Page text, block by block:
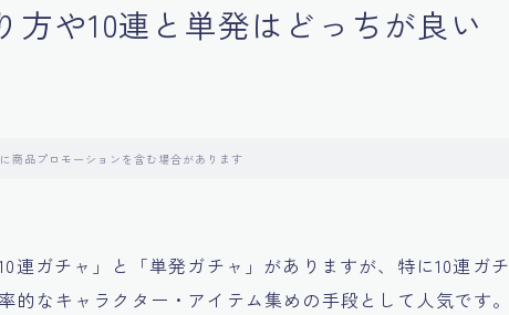
方や10連と単発はどっちが良い
商品プロモーションを含む場合があります
連ガチャ」と「単発ガチャ」がありますが、特に10連ガチ
的なキャラクター・アイテム集めの手段として人気です。